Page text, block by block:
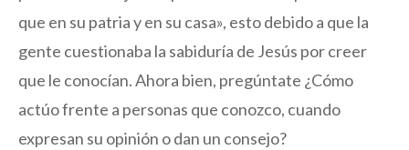
que en su patria y en su casa», esto debido a que la
gente cuestionaba la sabiduría de Jesús por creer
que le conocían. Ahora bien, pregúntate ¿Cómo
actúo frente a personas que conozco, cuando
expresan su opinión o dan un consejo?